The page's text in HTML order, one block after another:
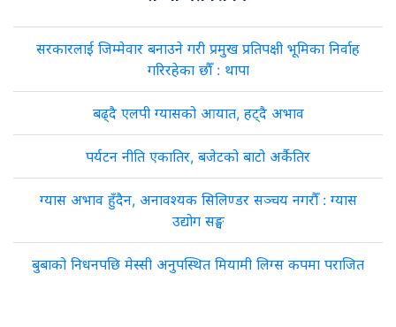
सरकारलाई जिम्मेवार बनाउने गरी प्रमुख प्रतिपक्षी भूमिका निर्वाह
गरिरहेका छौँ : थापा
बढ्दै एलपी ग्यासको आयात, हट्दै अभाव
पर्यटन नीति एकातिर, बजेटको बाटो अर्कैतिर
ग्यास अभाव हुँदैन, अनावश्यक सिलिण्डर सञ्चय नगरौँ : ग्यास
उद्योग सङ्घ
बुबाको निधनपछि मेस्सी अनुपस्थित मियामी लिग्स कपमा पराजित